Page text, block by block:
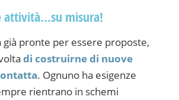
attività…su misura!
pronte per essere proposte,
di costruirne di nuove
. Ognuno ha esigenze
rientrano in schemi